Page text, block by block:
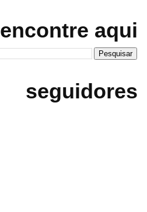
encontre aqui
seguidores